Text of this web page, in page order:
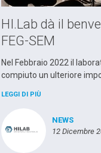
HI.Lab dà il
FEG-SEM
Nel Febbraio 2022 il
compiuto un ulteriore
LEGGI DI PIÙ
NEWS
12 Dicembre